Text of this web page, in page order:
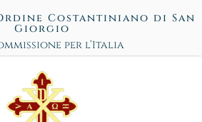
Costantiniano di San
Giorgio
per l’Italia